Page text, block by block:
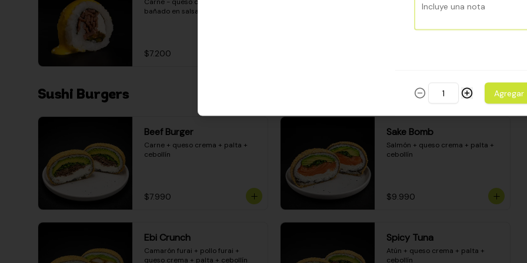
bañado en salsa huancaína
$7.200
envuelto en palta - cubierto de
salsa acevichada
Sushi Burgers
Beef Burger
Carne + queso crema + palta +
cebollín
$7.990
Sake Bomb
Salmón + queso crema + palta +
cebollín
$9.990
Ebi Crunch
Camarón furai + pollo furai +
queso crema + palta + cebollín
Spicy Tuna
Atún + queso crema + palta +
cebollín
Agregar